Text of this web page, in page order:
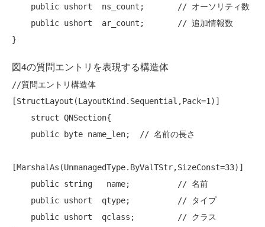
public ushort
  ns_count;
// オーソリティ数
public ushort
  ar_count;
// 追加情報数
図4の質問エントリを表現する構造体
//質問エントリ構造体
[StructLayout(LayoutKind.Sequential,Pack=1)]
struct QNSection{
public
byte name_len; // 名前の長さ
[MarshalAs(UnmanagedType.ByValTStr,SizeConst=33)]
public string
   name;
// 名前
public ushort
  qtype;
// タイプ
public ushort
  qclass;
// クラス